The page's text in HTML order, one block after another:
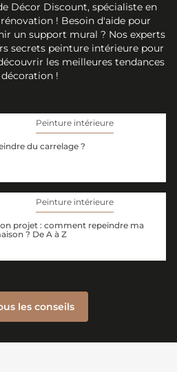
Décor Discount, spécialiste en
! Besoin d'aide pour
un support mural ? Nos experts
secrets peinture intérieure pour
les meilleures tendances
!
Peinture intérieure
du carrelage ?
Peinture intérieure
projet : comment repeindre ma
? De A à Z
les conseils